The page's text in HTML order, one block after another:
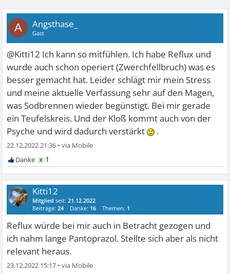
A Angsthase_
Gast
@Kitti12 Ich kann so mitfühlen. Ich habe Reflux und
wurde auch schon operiert (Zwerchfellbruch) was es
besser gemacht hat. Leider schlägt mir mein Stress
und meine aktuelle Verfassung sehr auf den Magen,
was Sodbrennen wieder begünstigt. Bei mir gerade
ein Teufelskreis. Und der Kloß kommt auch von der
Psyche und wird dadurch verstärkt
.
22.12.2022 21:36 •
x 1
Kitti12
Mitglied seit:21.12.2022
Beiträge:24 Danke: 16 Themen: 1
Reflux würde bei mir auch in Betracht gezogen und
ich nahm lange Pantoprazol. Stellte sich aber als nicht
relevant heraus.
23.12.2022 15:17 •